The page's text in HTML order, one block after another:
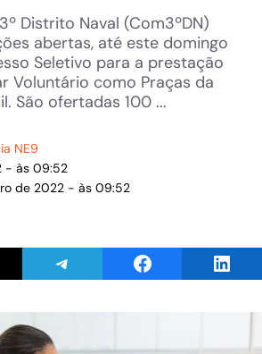
Distrito Naval (Com3ºDN)
abertas, até este domingo
Seletivo para a prestação
Voluntário como Praças da
São ofertadas 100 ...
NE9
- às 09:52
de 2022 - às 09:52
on ThreadsShare on TelegramShare on Facebook